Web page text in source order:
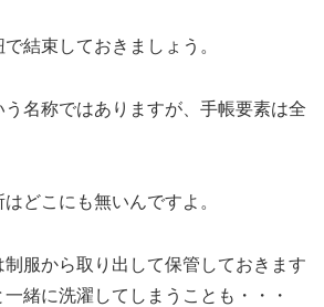
結束しておきましょう。
名称ではありますが、手帳要素は全
どこにも無いんですよ。
服から取り出して保管しておきます
緒に洗濯してしまうことも・・・